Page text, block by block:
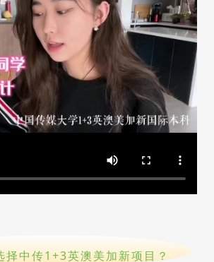
择中传1+3英澳美加新项目？